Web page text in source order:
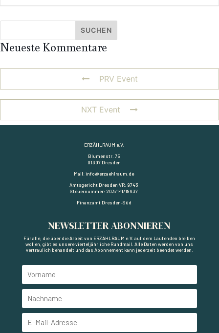
Neueste Kommentare
PRV Event
NXT Event
ERZÄHLRAUM e.V.
Blumenstr. 75
01307 Dresden
Mail: info@erzaehlraum.de
Amtsgericht Dresden VR: 9743
Steuernummer: 203/141/18937
Finanzamt Dresden-Süd
NEWSLETTER ABONNIEREN
Für alle, die über die Arbeit von ERZÄHLRAUM e.V. auf dem Laufenden bleiben
wollen, gibt es unsere vierteljährliche Rundmail. Alle Daten werden von uns
vertraulich behandelt und das Abonnement kann jederzeit beendet werden.